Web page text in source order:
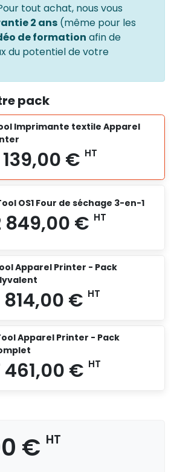
tout achat, nous vous
2 ans (même pour les
de formation afin de
du potentiel de votre
pack
Imprimante textile Apparel
5 139,00 €
OS1 Four de séchage 3-en-1
2 849,00 €
Apparel Printer - Pack
Apparel Printer - Pack
€ HT